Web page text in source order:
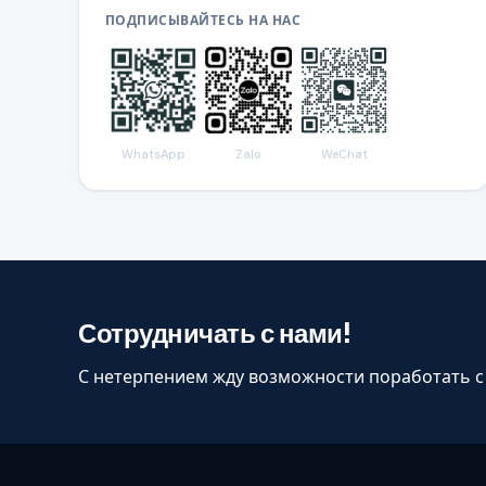
ПОДПИСЫВАЙТЕСЬ НА НАС
WhatsApp Zalo WeChat
Сотрудничать с нами!
С нетерпением жду возможности поработать